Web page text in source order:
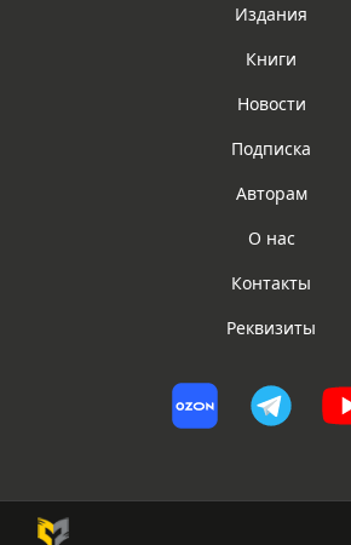
Издания
Книги
Новости
Подписка
Авторам
О нас
Контакты
Реквизиты